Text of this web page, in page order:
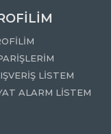
LİSTEM
ALARM LİSTEM